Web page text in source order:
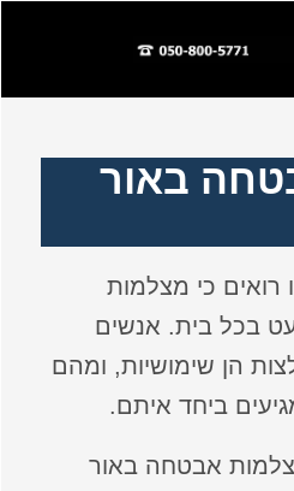
באור
רואים כי מצלמות
בכל בית. אנשים
הן שימושיות, ומהם
ביחד איתם.
אבטחה באור